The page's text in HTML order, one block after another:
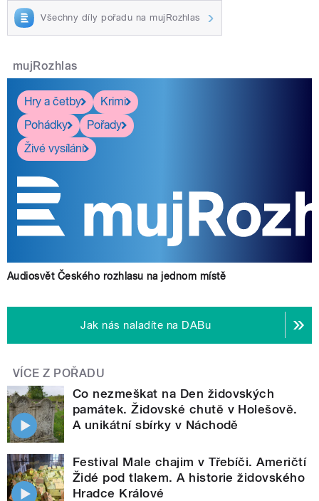
Všechny díly pořadu na mujRozhlas
mujRozhlas
Hry a četby
Krimi
Pohádky
Pořady
Živé vysílání
Audiosvět Českého rozhlasu na jednom místě
Jak nás naladíte na DABu
VÍCE Z POŘADU
Co nezmeškat na Den židovských
památek. Židovské chutě v Holešově.
A unikátní sbírky v Náchodě
Festival Male chajim v Třebíči. Američtí
Židé pod tlakem. A historie židovského
Hradce Králové